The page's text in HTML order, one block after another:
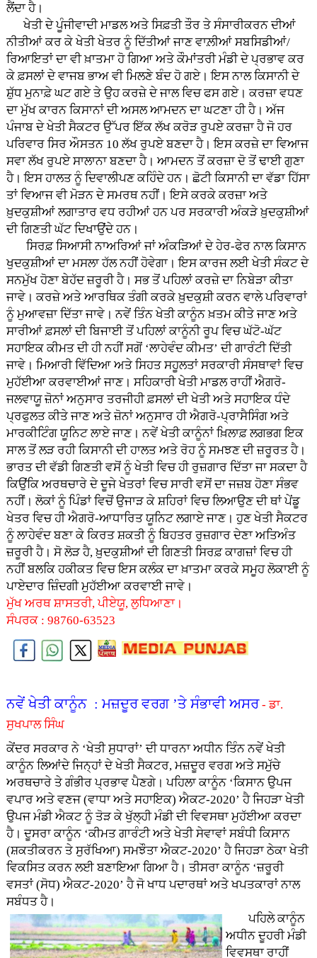
ਲੈਂਦਾ ਹੈ।
ਖੇਤੀ ਦੇ ਪੂੰਜੀਵਾਦੀ ਮਾਡਲ ਅਤੇ ਸਿਫ਼ਤੀ ਤੌਰ ਤੇ ਸੰਸਾਰੀਕਰਨ ਦੀਆਂ
ਨੀਤੀਆਂ ਕਰ ਕੇ ਖੇਤੀ ਖੇਤਰ ਨੂੰ ਦਿੱਤੀਆਂ ਜਾਣ ਵਾਲ਼ੀਆਂ ਸਬਸਿਡੀਆਂ/
ਰਿਆਇਤਾਂ ਦਾ ਵੀ ਖ਼ਾਤਮਾ ਹੋ ਗਿਆ ਅਤੇ ਕੌਮਾਂਤਰੀ ਮੰਡੀ ਦੇ ਪ੍ਰਭਾਵ ਕਰ
ਕੇ ਫ਼ਸਲਾਂ ਦੇ ਵਾਜਬ ਭਾਅ ਵੀ ਮਿਲਣੇ ਬੰਦ ਹੋ ਗਏ। ਇਸ ਨਾਲ ਕਿਸਾਨੀ ਦੇ
ਸ਼ੁੱਧ ਮੁਨਾਫ਼ੇ ਘਟ ਗਏ ਤੇ ਉਹ ਕਰਜ਼ੇ ਦੇ ਜਾਲ ਵਿਚ ਫਸ ਗਏ। ਕਰਜ਼ਾ ਵਧਣ
ਦਾ ਮੁੱਖ ਕਾਰਨ ਕਿਸਾਨਾਂ ਦੀ ਅਸਲ ਆਮਦਨ ਦਾ ਘਟਣਾ ਹੀ ਹੈ। ਅੱਜ
ਪੰਜਾਬ ਦੇ ਖੇਤੀ ਸੈਕਟਰ ਉੱਪਰ ਇੱਕ ਲੱਖ ਕਰੋੜ ਰੁਪਏ ਕਰਜ਼ਾ ਹੈ ਜੋ ਹਰ
ਪਰਿਵਾਰ ਸਿਰ ਔਸਤਨ 10 ਲੱਖ ਰੁਪਏ ਬਣਦਾ ਹੈ। ਇਸ ਕਰਜ਼ੇ ਦਾ ਵਿਆਜ
ਸਵਾ ਲੱਖ ਰੁਪਏ ਸਾਲਾਨਾ ਬਣਦਾ ਹੈ। ਆਮਦਨ ਤੋਂ ਕਰਜ਼ਾ ਦੋ ਤੋਂ ਢਾਈ ਗੁਣਾ
ਹੈ। ਇਸ ਹਾਲਤ ਨੂੰ ਦਿਵਾਲੀਪਣ ਕਹਿੰਦੇ ਹਨ। ਛੋਟੀ ਕਿਸਾਨੀ ਦਾ ਵੱਡਾ ਹਿੱਸਾ
ਤਾਂ ਵਿਆਜ ਵੀ ਮੋੜਨ ਦੇ ਸਮਰਥ ਨਹੀਂ। ਇਸੇ ਕਰਕੇ ਕਰਜ਼ਾ ਅਤੇ
ਖ਼ੁਦਕੁਸ਼ੀਆਂ ਲਗਾਤਾਰ ਵਧ ਰਹੀਆਂ ਹਨ ਪਰ ਸਰਕਾਰੀ ਅੰਕੜੇ ਖ਼ੁਦਕੁਸ਼ੀਆਂ
ਦੀ ਗਿਣਤੀ ਘੱਟ ਦਿਖਾਉਂਦੇ ਹਨ।
ਸਿਰਫ਼ ਸਿਆਸੀ ਨਾਅਰਿਆਂ ਜਾਂ ਅੰਕੜਿਆਂ ਦੇ ਹੇਰ-ਫੇਰ ਨਾਲ ਕਿਸਾਨ
ਖੁਦਕੁਸ਼ੀਆਂ ਦਾ ਮਸਲਾ ਹੱਲ ਨਹੀਂ ਹੋਵੇਗਾ। ਇਸ ਕਾਰਜ ਲਈ ਖੇਤੀ ਸੰਕਟ ਦੇ
ਸਨਮੁੱਖ ਹੋਣਾ ਬੇਹੱਦ ਜ਼ਰੂਰੀ ਹੈ। ਸਭ ਤੋਂ ਪਹਿਲਾਂ ਕਰਜ਼ੇ ਦਾ ਨਿਬੇੜਾ ਕੀਤਾ
ਜਾਵੇ। ਕਰਜ਼ੇ ਅਤੇ ਆਰਥਿਕ ਤੰਗੀ ਕਰਕੇ ਖ਼ੁਦਕੁਸ਼ੀ ਕਰਨ ਵਾਲੇ ਪਰਿਵਾਰਾਂ
ਨੂੰ ਮੁਆਵਜ਼ਾ ਦਿੱਤਾ ਜਾਵੇ। ਨਵੇਂ ਤਿੰਨ ਖੇਤੀ ਕਾਨੂੰਨ ਖ਼ਤਮ ਕੀਤੇ ਜਾਣ ਅਤੇ
ਸਾਰੀਆਂ ਫ਼ਸਲਾਂ ਦੀ ਬਿਜਾਈ ਤੋਂ ਪਹਿਲਾਂ ਕਾਨੂੰਨੀ ਰੂਪ ਵਿਚ ਘੱਟੋ-ਘੱਟ
ਸਹਾਇਕ ਕੀਮਤ ਦੀ ਹੀ ਨਹੀਂ ਸਗੋਂ ‘ਲਾਹੇਵੰਦ ਕੀਮਤ’ ਦੀ ਗਾਰੰਟੀ ਦਿੱਤੀ
ਜਾਵੇ। ਮਿਆਰੀ ਵਿੱਦਿਆ ਅਤੇ ਸਿਹਤ ਸਹੂਲਤਾਂ ਸਰਕਾਰੀ ਸੰਸਥਾਵਾਂ ਵਿਚ
ਮੁਹੱਈਆ ਕਰਵਾਈਆਂ ਜਾਣ। ਸਹਿਕਾਰੀ ਖੇਤੀ ਮਾਡਲ ਰਾਹੀਂ ਐਗਰੋ-
ਜਲਵਾਯੂ ਜ਼ੋਨਾਂ ਅਨੁਸਾਰ ਤਰਜੀਹੀ ਫ਼ਸਲਾਂ ਦੀ ਖੇਤੀ ਅਤੇ ਸਹਾਇਕ ਧੰਦੇ
ਪ੍ਰਫੁਲਤ ਕੀਤੇ ਜਾਣ ਅਤੇ ਜ਼ੋਨਾਂ ਅਨੁਸਾਰ ਹੀ ਐਗਰੋ-ਪ੍ਰਾਸੈਸਿੰਗ ਅਤੇ
ਮਾਰਕੀਟਿੰਗ ਯੂਨਿਟ ਲਾਏ ਜਾਣ। ਨਵੇਂ ਖੇਤੀ ਕਾਨੂੰਨਾਂ ਖ਼ਿਲਾਫ਼ ਲਗਭਗ ਇਕ
ਸਾਲ ਤੋਂ ਲੜ ਰਹੀ ਕਿਸਾਨੀ ਦੀ ਹਾਲਤ ਅਤੇ ਰੋਹ ਨੂੰ ਸਮਝਣ ਦੀ ਜ਼ਰੂਰਤ ਹੈ।
ਭਾਰਤ ਦੀ ਵੱਡੀ ਗਿਣਤੀ ਵਸੋਂ ਨੂੰ ਖੇਤੀ ਵਿਚ ਹੀ ਰੁਜ਼ਗਾਰ ਦਿੱਤਾ ਜਾ ਸਕਦਾ ਹੈ
ਕਿਉਂਕਿ ਅਰਥਚਾਰੇ ਦੇ ਦੂਜੇ ਖੇਤਰਾਂ ਵਿਚ ਸਾਰੀ ਵਸੋਂ ਦਾ ਜਜ਼ਬ ਹੋਣਾ ਸੰਭਵ
ਨਹੀਂ। ਲੋਕਾਂ ਨੂੰ ਪਿੰਡਾਂ ਵਿਚੋਂ ਉਜਾੜ ਕੇ ਸ਼ਹਿਰਾਂ ਵਿਚ ਲਿਆਉਣ ਦੀ ਥਾਂ ਪੇਂਡੂ
ਖੇਤਰ ਵਿਚ ਹੀ ਐਗਰੋ-ਆਧਾਰਿਤ ਯੂਨਿਟ ਲਗਾਏ ਜਾਣ। ਹੁਣ ਖੇਤੀ ਸੈਕਟਰ
ਨੂੰ ਲਾਹੇਵੰਦ ਬਣਾ ਕੇ ਕਿਰਤ ਸ਼ਕਤੀ ਨੂੰ ਬਿਹਤਰ ਰੁਜ਼ਗਾਰ ਦੇਣਾ ਅਤਿਅੰਤ
ਜ਼ਰੂਰੀ ਹੈ। ਸੋ ਲੋੜ ਹੈ, ਖ਼ੁਦਕੁਸ਼ੀਆਂ ਦੀ ਗਿਣਤੀ ਸਿਰਫ਼ ਕਾਗਜ਼ਾਂ ਵਿਚ ਹੀ
ਨਹੀਂ ਬਲਕਿ ਹਕੀਕਤ ਵਿਚ ਇਸ ਕਲੰਕ ਦਾ ਖ਼ਾਤਮਾ ਕਰਕੇ ਸਮੂਹ ਲੋਕਾਈ ਨੂੰ
ਪਾਏਦਾਰ ਜ਼ਿੰਦਗੀ ਮੁਹੱਈਆ ਕਰਵਾਈ ਜਾਵੇ।
ਮੁੱਖ ਅਰਥ ਸ਼ਾਸਤਰੀ, ਪੀਏਯੂ, ਲੁਧਿਆਣਾ।
ਸੰਪਰਕ : 98760-63523
ਨਵੇਂ ਖੇਤੀ ਕਾਨੂੰਨ : ਮਜ਼ਦੂਰ ਵਰਗ ’ਤੇ ਸੰਭਾਵੀ ਅਸਰ- ਡਾ.
ਸੁਖਪਾਲ ਸਿੰਘ
ਕੇਂਦਰ ਸਰਕਾਰ ਨੇ ‘ਖੇਤੀ ਸੁਧਾਰਾਂ’ ਦੀ ਧਾਰਨਾ ਅਧੀਨ ਤਿੰਨ ਨਵੇਂ ਖੇਤੀ
ਕਾਨੂੰਨ ਲਿਆਂਦੇ ਜਿਨ੍ਹਾਂ ਦੇ ਖੇਤੀ ਸੈਕਟਰ, ਮਜ਼ਦੂਰ ਵਰਗ ਅਤੇ ਸਮੁੱਚੇ
ਅਰਥਚਾਰੇ ਤੇ ਗੰਭੀਰ ਪ੍ਰਭਾਵ ਪੈਣਗੇ। ਪਹਿਲਾ ਕਾਨੂੰਨ ‘ਕਿਸਾਨ ਉਪਜ
ਵਪਾਰ ਅਤੇ ਵਣਜ (ਵਾਧਾ ਅਤੇ ਸਹਾਇਕ) ਐਕਟ-2020’ ਹੈ ਜਿਹੜਾ ਖੇਤੀ
ਉਪਜ ਮੰਡੀ ਐਕਟ ਨੂੰ ਤੋੜ ਕੇ ਖੁੱਲ੍ਹੀ ਮੰਡੀ ਦੀ ਵਿਵਸਥਾ ਮੁਹੱਈਆ ਕਰਦਾ
ਹੈ। ਦੂਸਰਾ ਕਾਨੂੰਨ ‘ਕੀਮਤ ਗਾਰੰਟੀ ਅਤੇ ਖੇਤੀ ਸੇਵਾਵਾਂ ਸਬੰਧੀ ਕਿਸਾਨ
(ਸ਼ਕਤੀਕਰਨ ਤੇ ਸੁਰੱਖਿਆ) ਸਮਝੌਤਾ ਐਕਟ-2020’ ਹੈ ਜਿਹੜਾ ਠੇਕਾ ਖੇਤੀ
ਵਿਕਸਿਤ ਕਰਨ ਲਈ ਬਣਾਇਆ ਗਿਆ ਹੈ। ਤੀਸਰਾ ਕਾਨੂੰਨ ‘ਜ਼ਰੂਰੀ
ਵਸਤਾਂ (ਸੋਧ) ਐਕਟ-2020’ ਹੈ ਜੋ ਖਾਧ ਪਦਾਰਥਾਂ ਅਤੇ ਖਪਤਕਾਰਾਂ ਨਾਲ
ਸਬੰਧਤ ਹੈ।
ਪਹਿਲੇ ਕਾਨੂੰਨ
ਅਧੀਨ ਦੂਹਰੀ ਮੰਡੀ
ਵਿਵਸਥਾ ਰਾਹੀਂ